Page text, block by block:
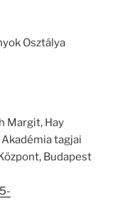
Osztálya
Margit, Hay
tagjai
Budapest